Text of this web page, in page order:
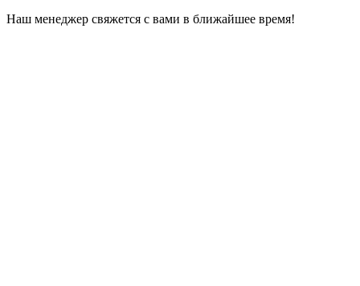
Наш менеджер свяжется с вами в ближайшее время!